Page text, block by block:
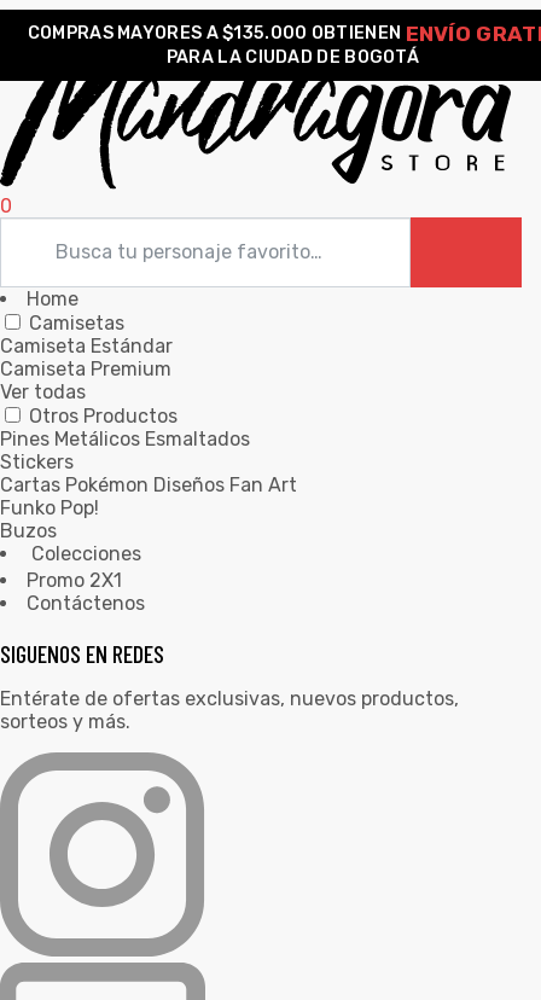
COMPRAS MAYORES A $135.000 OBTIENEN ENVÍO
PARA LA CIUDAD DE BOGOTÁ
0
Home
Camisetas
Camiseta Estándar
Camiseta Premium
Ver todas
Otros Productos
Pines Metálicos Esmaltados
Stickers
Cartas Pokémon Diseños Fan Art
Funko Pop!
Buzos
Colecciones
Promo 2X1
Contáctenos
SIGUENOS EN REDES
Entérate de ofertas exclusivas, nuevos productos,
sorteos y más.